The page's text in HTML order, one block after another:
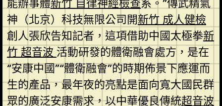
能辦事體新竹 自律神經檢查系。”傳武精氣
神（北京）科技無限公司開新竹 成人健檢
創人張欣告知記者，這項借助中國太極拳新
竹 超音波 活動研發的體衛融會處方，是在
“安康中國”“體衛融會”的時期佈景下應運而
生的產品，最年夜的亮點是面向寬大國民群
眾的廣泛安康需求，以中華優良傳統超音波